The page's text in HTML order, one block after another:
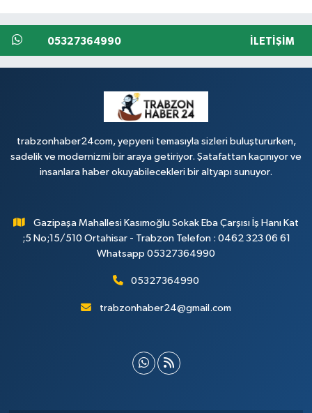
05327364990 İLETIŞIM
trabzonhaber24com, yepyeni temasıyla sizleri buluştururken,
sadelik ve modernizmi bir araya getiriyor. Şatafattan kaçınıyor ve
insanlara haber okuyabilecekleri bir altyapı sunuyor.
Gazipaşa Mahallesi Kasımoğlu Sokak Eba Çarşısı İş Hanı Kat
;5 No;15/510 Ortahisar - Trabzon Telefon : 0462 323 06 61
Whatsapp 05327364990
05327364990
trabzonhaber24@gmail.com